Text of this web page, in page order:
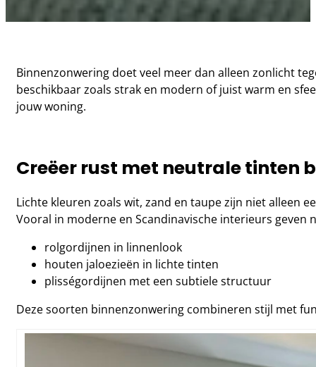
Binnenzonwering doet veel meer dan alleen zonlicht
beschikbaar zoals strak en modern of juist warm en
jouw woning.
Creëer rust met neutrale tinten
Lichte kleuren zoals wit, zand en taupe zijn niet alleen
Vooral in moderne en Scandinavische interieurs
rolgordijnen in linnenlook
houten jaloezieën in lichte tinten
plisségordijnen met een subtiele structuur
Deze soorten binnenzonwering combineren stijl met